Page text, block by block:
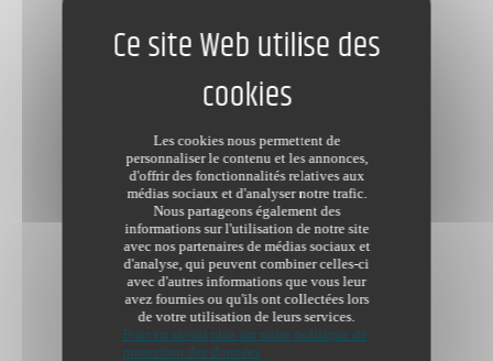
Les cookies nous permettent de
personnaliser le contenu et les annonces,
d'offrir des fonctionnalités relatives aux
médias sociaux et d'analyser notre trafic.
Nous partageons également des
informations sur l'utilisation de notre site
avec nos partenaires de médias sociaux et
d'analyse, qui peuvent combiner celles-ci
avec d'autres informations que vous leur
avez fournies ou qu'ils ont collectées lors
de votre utilisation de leurs services.
Pour en savoir plus sur notre politique de
protection des données